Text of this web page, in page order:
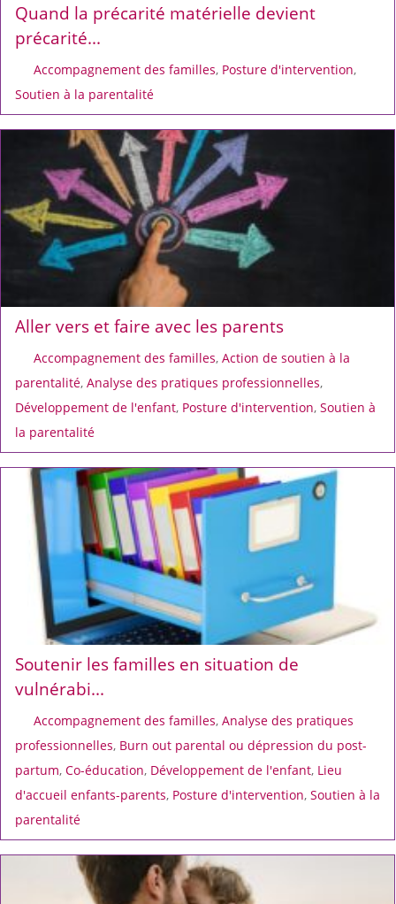
Quand la précarité matérielle devient
précarité...
Accompagnement des familles, Posture d'intervention,
Soutien à la parentalité
Aller vers et faire avec les parents
Accompagnement des familles, Action de soutien à la
parentalité, Analyse des pratiques professionnelles,
Développement de l'enfant, Posture d'intervention, Soutien à
la parentalité
Soutenir les familles en situation de
vulnérabi...
Accompagnement des familles, Analyse des pratiques
professionnelles, Burn out parental ou dépression du post-
partum, Co-éducation, Développement de l'enfant, Lieu
d'accueil enfants-parents, Posture d'intervention, Soutien à la
parentalité